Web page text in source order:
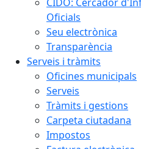
Oficials
Seu electrònica
Transparència
Serveis i tràmits
Oficines municipals
Serveis
Tràmits i gestions
Carpeta ciutadana
Impostos